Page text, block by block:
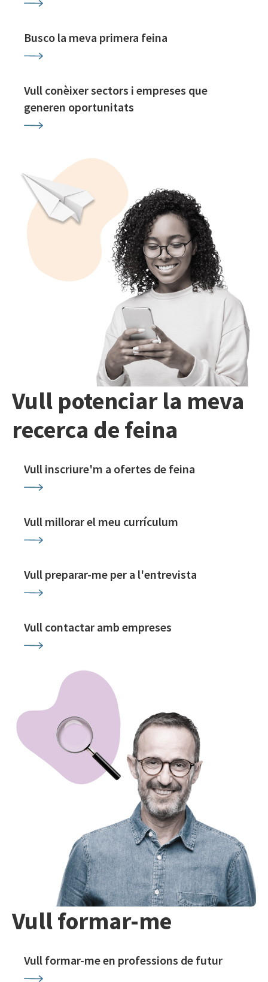
Busco la meva primera feina
Vull conèixer sectors i empreses que
generen oportunitats
Vull potenciar la meva
recerca de feina
Vull inscriure'm a ofertes de feina
Vull millorar el meu currículum
Vull preparar-me per a l'entrevista
Vull contactar amb empreses
Vull formar-me
Vull formar-me en professions de futur